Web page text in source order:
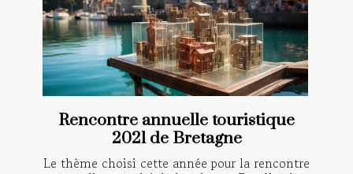
Rencontre annuelle touristique
2021 de Bretagne
Le thème choisi cette année pour la rencontre